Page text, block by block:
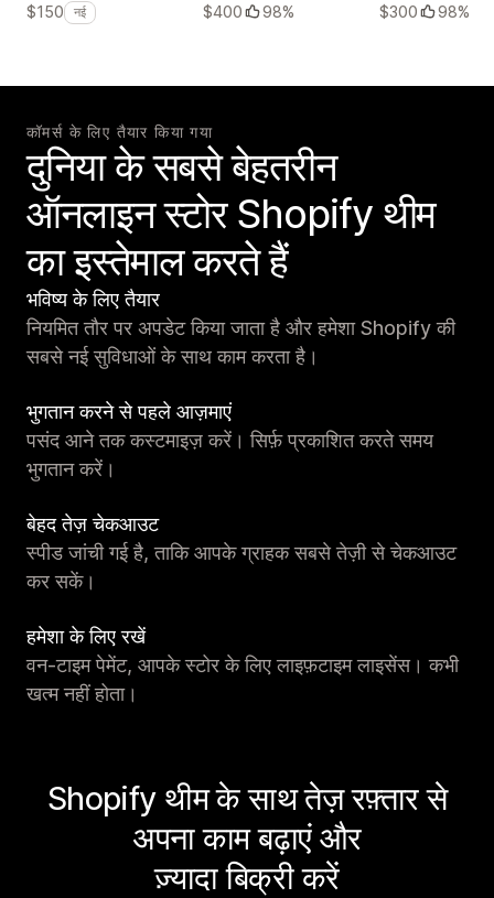
$150
नई
$400
98%
$300
98%
कॉमर्स के लिए तैयार किया गया
दुनिया के सबसे बेहतरीन
ऑनलाइन स्टोर Shopify थीम
का इस्तेमाल करते हैं
भविष्य के लिए तैयार
नियमित तौर पर अपडेट किया जाता है और हमेशा Shopify की
सबसे नई सुविधाओं के साथ काम करता है।
भुगतान करने से पहले आज़माएं
पसंद आने तक कस्टमाइज़ करें। सिर्फ़ प्रकाशित करते समय
भुगतान करें।
बेहद तेज़ चेकआउट
स्पीड जांची गई है, ताकि आपके ग्राहक सबसे तेज़ी से चेकआउट
कर सकें।
हमेशा के लिए रखें
वन-टाइम पेमेंट, आपके स्टोर के लिए लाइफ़टाइम लाइसेंस। कभी
खत्म नहीं होता।
Shopify थीम के साथ तेज़ रफ़्तार से
अपना काम बढ़ाएं और
ज़्यादा बिक्री करें